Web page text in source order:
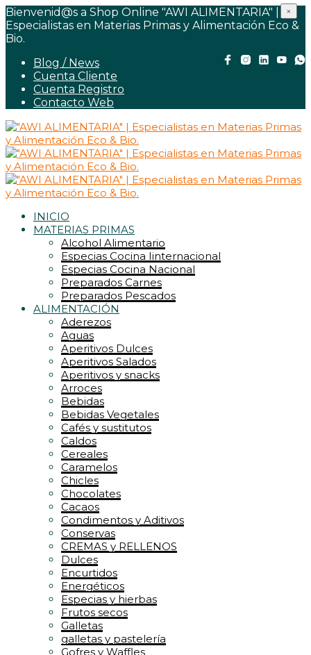
Bienvenid@s a Shop Online "AWI ALIMENTARIA" |
Especialistas en Materias Primas y Alimentación Eco &
Bio.
Blog / News
Cuenta Cliente
Cuenta Registro
Contacto Web
INICIO
MATERIAS PRIMAS
Alcohol Alimentario
Especias Cocina Iinternacional
Especias Cocina Nacional
Preparados Carnes
Preparados Pescados
ALIMENTACIÓN
Aderezos
Aguas
Aperitivos Dulces
Aperitivos Salados
Aperitivos y snacks
Arroces
Bebidas
Bebidas Vegetales
Cafés y sustitutos
Caldos
Cereales
Caramelos
Chicles
Chocolates
Cacaos
Condimentos y Aditivos
Conservas
CREMAS y RELLENOS
Dulces
Encurtidos
Energéticos
Especias y hierbas
Frutos secos
Galletas
galletas y pastelería
Gofres y Waffles
×